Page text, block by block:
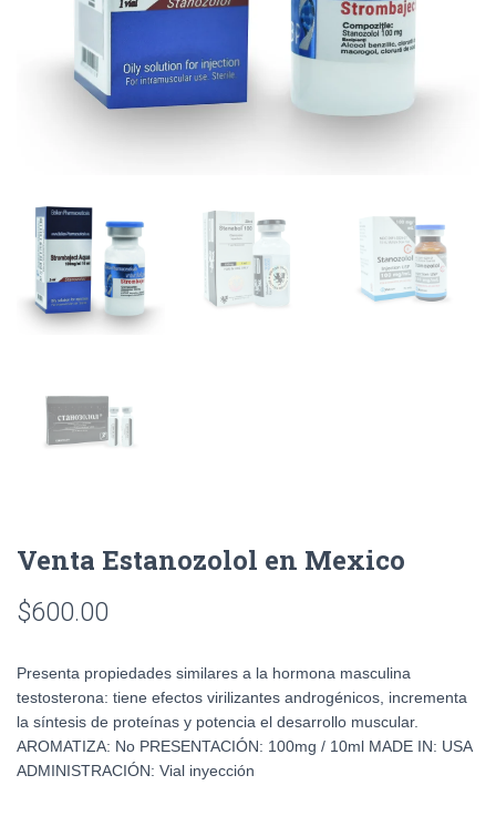
Venta Estanozolol en Mexico
$600.00
Presenta propiedades similares a la hormona masculina
testosterona: tiene efectos virilizantes androgénicos, incrementa
la síntesis de proteínas y potencia el desarrollo muscular.
AROMATIZA: No PRESENTACIÓN: 100mg / 10ml MADE IN: USA
ADMINISTRACIÓN: Vial inyección